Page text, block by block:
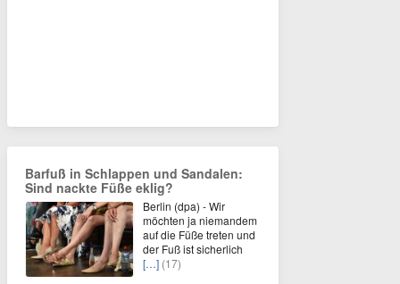
Barfuß in Schlappen und Sandalen:
Sind nackte Füße eklig?
Berlin (dpa) - Wir
möchten ja niemandem
auf die Füße treten und
der Fuß ist sicherlich
[…] (17)